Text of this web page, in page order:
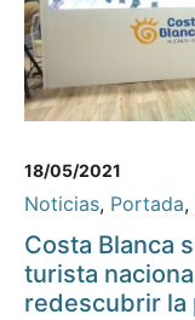
18/05/2021
Noticias, Portada,
Costa Blanca
turista
redescubrir la